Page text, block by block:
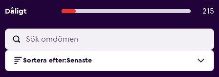
Dåligt
215
Sortera efter:Senaste